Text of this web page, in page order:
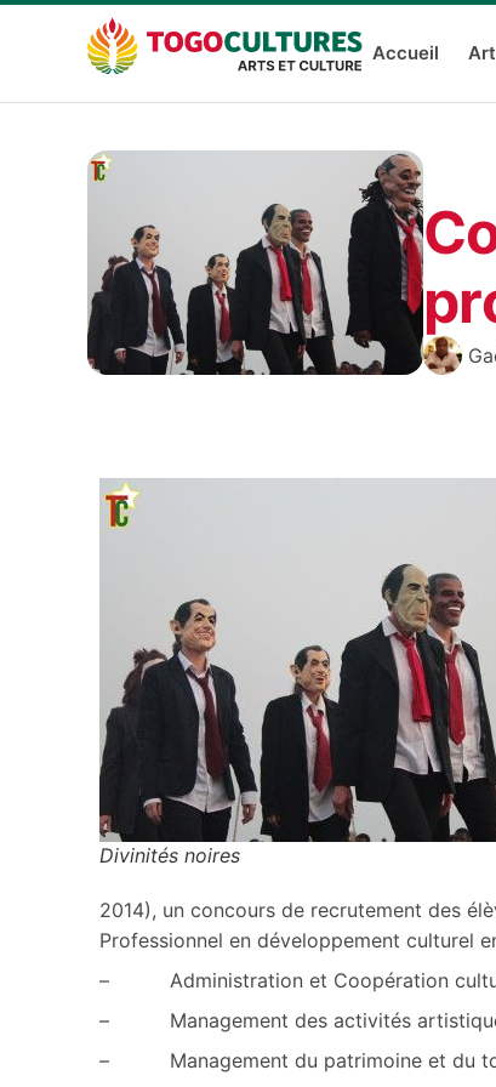
Accueil
Divinités noires
2014), un concours de recrutement des
Professionnel en développement culturel
– Administration et Coopération
– Management des activités
– Management du patrimoine et du